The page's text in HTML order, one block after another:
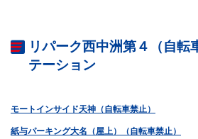
リパーク西中洲第４（自転
テーション
モートインサイド天神（自転車禁止）
紙与パーキング大名（屋上）（自転車禁止）